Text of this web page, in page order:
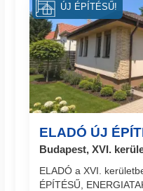
ELADÓ ÚJ
Budapest, XVI.
ELADÓ a XVI.
ÉPÍTÉSŰ,
ÚJ ÉPÍTÉSŰ!